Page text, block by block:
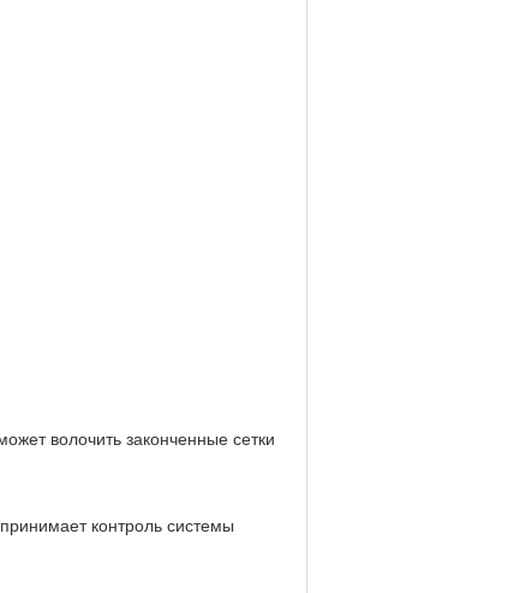
волочить законченные сетки
принимает контроль системы